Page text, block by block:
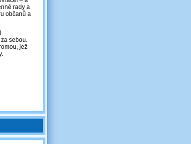
rady a
občanů a
sebou.
jež